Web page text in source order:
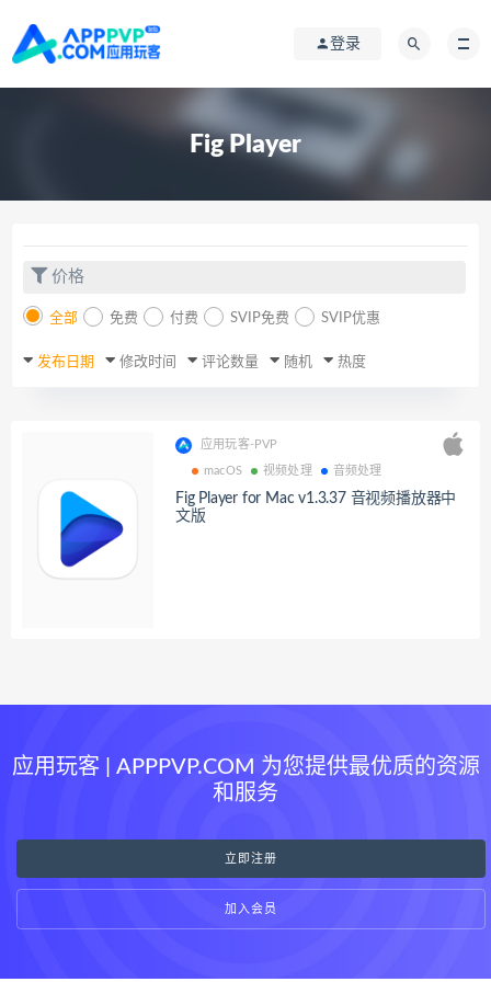
登录
Fig Player
价格
全部 免费 付费 SVIP免费 SVIP优惠
发布日期 修改时间 评论数量 随机 热度
应用玩客-PVP
macOS 视频处理 音频处理
Fig Player for Mac v1.3.37 音视频播放器中
文版
应用玩客 | APPPVP.COM 为您提供最优质的资源
和服务
立即注册
加入会员